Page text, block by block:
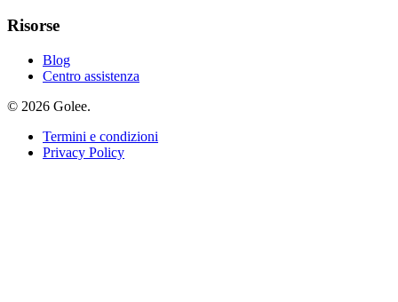
Risorse
Blog
Centro assistenza
© 2026 Golee.
Termini e condizioni
Privacy Policy